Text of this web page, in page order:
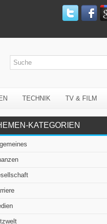
TECHNIK TV & FILM
KATEGORIEN